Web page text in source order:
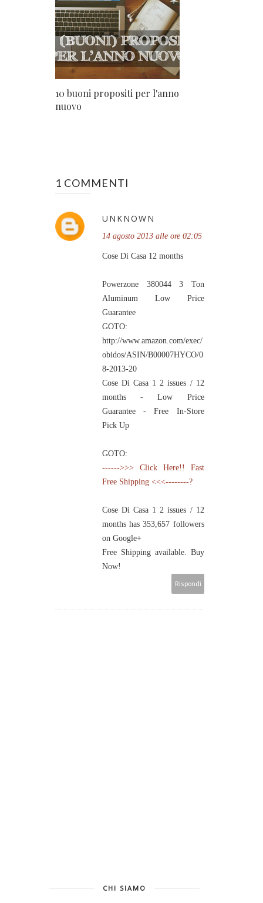
10 buoni propositi per l'anno
nuovo
1 COMMENTI
UNKNOWN
14 agosto 2013 alle ore 02:05
Cose Di Casa 12 months
Powerzone 380044 3 Ton
Aluminum Low Price
Guarantee
GOTO:
http://www.amazon.com/exec/
obidos/ASIN/B00007HYCO/0
8-2013-20
Cose Di Casa 1 2 issues / 12
months - Low Price
Guarantee - Free In-Store
Pick Up
GOTO:
------>>> Click Here!! Fast
Free Shipping <<<--------?
Cose Di Casa 1 2 issues / 12
months has 353,657 followers
on Google+
Free Shipping available. Buy
Now!‎
Rispondi
CHI SIAMO